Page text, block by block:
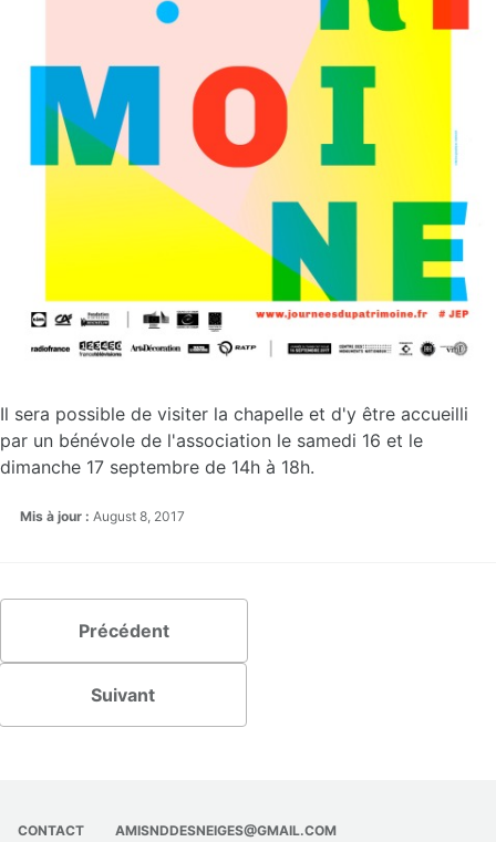
Il sera possible de visiter la chapelle et d'y être accueilli
par un bénévole de l'association le samedi 16 et le
dimanche 17 septembre de 14h à 18h.
Mis à jour : August 8, 2017
Précédent
Suivant
CONTACT AMISNDDESNEIGES@GMAIL.COM